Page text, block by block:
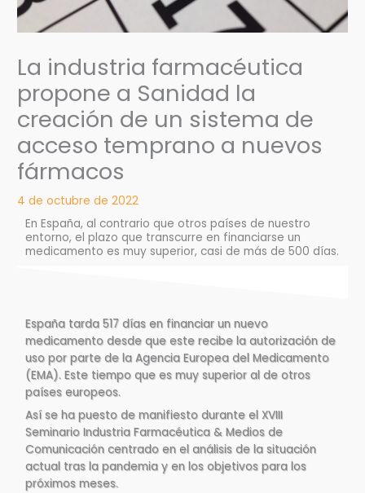
La industria farmacéutica
propone a Sanidad la
creación de un sistema de
acceso temprano a nuevos
fármacos
4 de octubre de 2022
En España, al contrario que otros países de nuestro
entorno, el plazo que transcurre en financiarse un
medicamento es muy superior, casi de más de 500 días.
España tarda 517 días en financiar un nuevo
medicamento desde que este recibe la autorización de
uso por parte de la Agencia Europea del Medicamento
(EMA). Este tiempo que es muy superior al de otros
países europeos.
Así se ha puesto de manifiesto durante el XVIII
Seminario Industria Farmacéutica & Medios de
Comunicación centrado en el análisis de la situación
actual tras la pandemia y en los objetivos para los
próximos meses.